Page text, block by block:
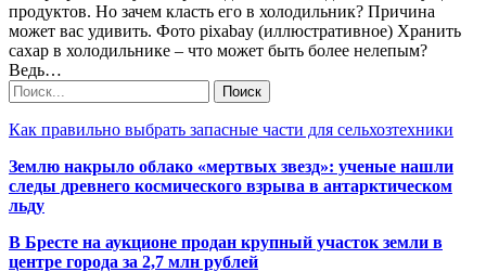
продуктов. Но зачем класть его в холодильник? Причина
может вас удивить. Фото pixabay (иллюстративное) Хранить
сахар в холодильнике – что может быть более нелепым?
Ведь…
Как правильно выбрать запасные части для сельхозтехники
Землю накрыло облако «мертвых звезд»: ученые нашли
следы древнего космического взрыва в антарктическом
льду
В Бресте на аукционе продан крупный участок земли в
центре города за 2,7 млн рублей